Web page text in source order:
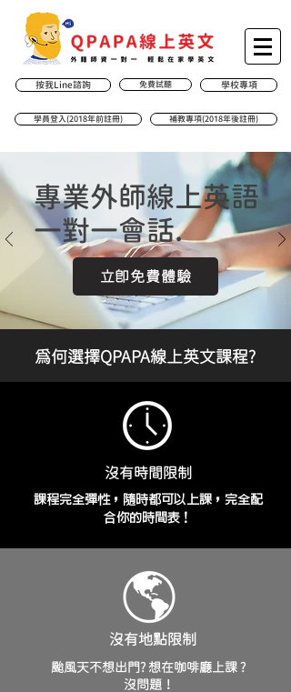
按我Line諮詢 免費試聽 學校專項
學員登入(2018年前註冊) 補教專項(2018年後註冊)
專業外師線上英語
一對一會話.
立即免費體驗
為何選擇QPAPA線上英文課程?
沒有時間限制
課程完全彈性，隨時都可以上課，完全配
合你的時間表！
沒有地點限制
颱風天不想出門? 想在咖啡廳上課 ?
沒問題！